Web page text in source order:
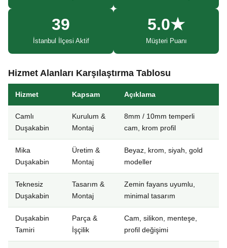
39
İstanbul İlçesi Aktif
5.0★
Müşteri Puanı
Hizmet Alanları Karşılaştırma Tablosu
Hizmet Kapsam Açıklama
Camlı
Duşakabin
Kurulum &
Montaj
8mm / 10mm temperli
cam, krom profil
Mika
Duşakabin
Üretim &
Montaj
Beyaz, krom, siyah, gold
modeller
Teknesiz
Duşakabin
Tasarım &
Montaj
Zemin fayans uyumlu,
minimal tasarım
Duşakabin
Tamiri
Parça &
İşçilik
Cam, silikon, menteşe,
profil değişimi